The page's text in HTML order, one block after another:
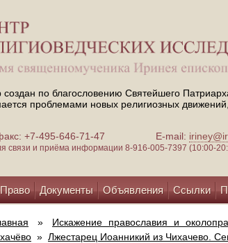
создан по благословению Святейшего
проблемами новых религиозных движений,
+7-495-646-71-47 E-mail:
связи и приёма информации 8-916-005-7397 (10:00-
Право Документы Объявления Ссылки
» Искажение православия и
» Лжестарец Иоанникий из Чихачево.